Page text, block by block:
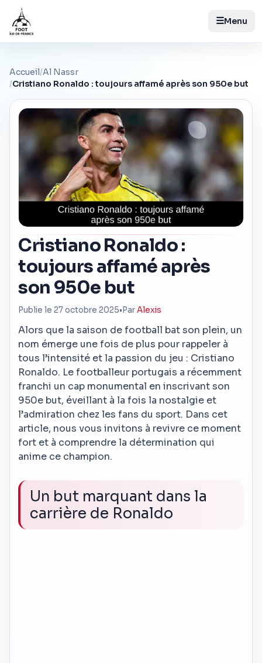
☰Menu
Accueil/Al Nassr
/Cristiano Ronaldo : toujours affamé après son 950e but
Cristiano Ronaldo :
toujours affamé après
son 950e but
Publie le 27 octobre 2025• ParAlexis
Alors que la saison de football bat son plein, un
nom émerge une fois de plus pour rappeler à
tous l’intensité et la passion du jeu : Cristiano
Ronaldo. Le footballeur portugais a récemment
franchi un cap monumental en inscrivant son
950e but, éveillant à la fois la nostalgie et
l’admiration chez les fans du sport. Dans cet
article, nous vous invitons à revivre ce moment
fort et à comprendre la détermination qui
anime ce champion.
Un but marquant dans la
carrière de Ronaldo